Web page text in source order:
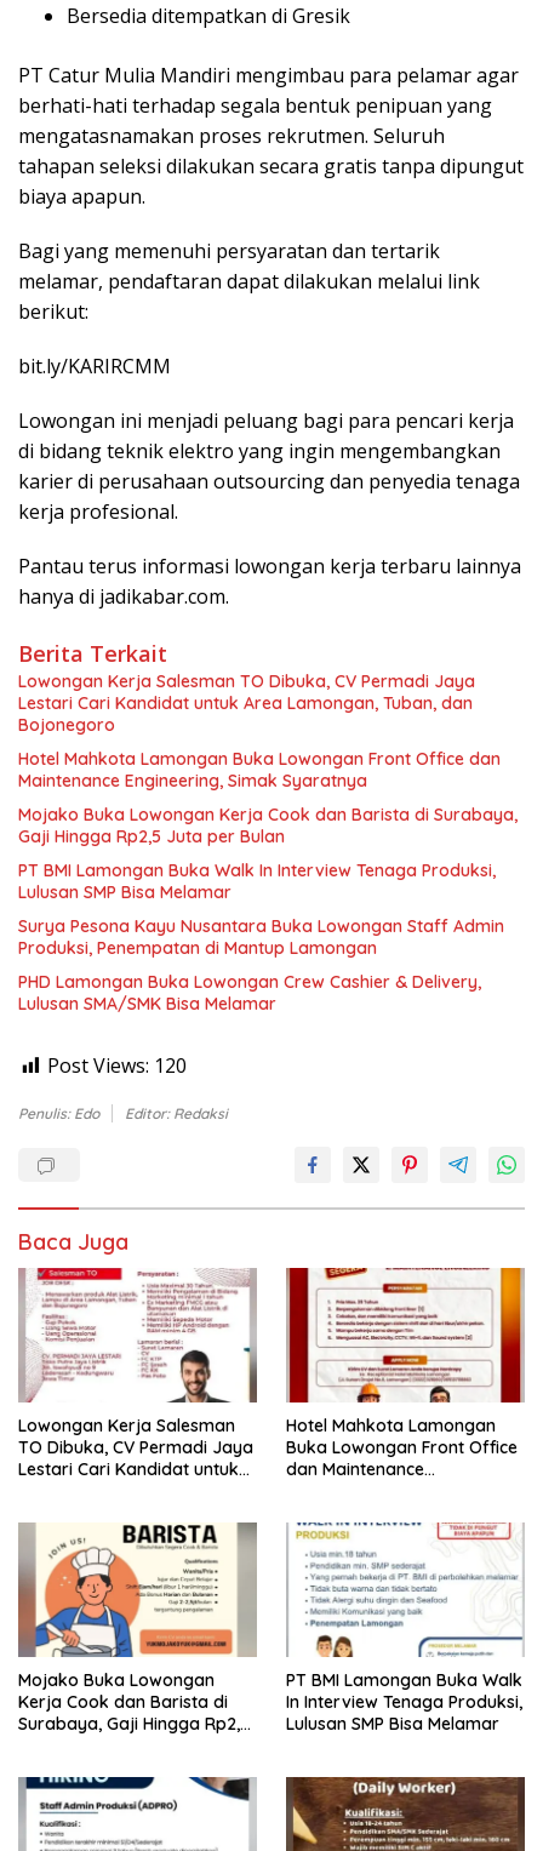
Bersedia ditempatkan di Gresik
PT Catur Mulia Mandiri mengimbau para pelamar agar
berhati-hati terhadap segala bentuk penipuan yang
mengatasnamakan proses rekrutmen. Seluruh
tahapan seleksi dilakukan secara gratis tanpa dipungut
biaya apapun.
Bagi yang memenuhi persyaratan dan tertarik
melamar, pendaftaran dapat dilakukan melalui link
berikut:
bit.ly/KARIRCMM
Lowongan ini menjadi peluang bagi para pencari kerja
di bidang teknik elektro yang ingin mengembangkan
karier di perusahaan outsourcing dan penyedia tenaga
kerja profesional.
Pantau terus informasi lowongan kerja terbaru lainnya
hanya di jadikabar.com.
Berita Terkait
Lowongan Kerja Salesman TO Dibuka, CV Permadi Jaya
Lestari Cari Kandidat untuk Area Lamongan, Tuban, dan
Bojonegoro
Hotel Mahkota Lamongan Buka Lowongan Front Office dan
Maintenance Engineering, Simak Syaratnya
Mojako Buka Lowongan Kerja Cook dan Barista di Surabaya,
Gaji Hingga Rp2,5 Juta per Bulan
PT BMI Lamongan Buka Walk In Interview Tenaga Produksi,
Lulusan SMP Bisa Melamar
Surya Pesona Kayu Nusantara Buka Lowongan Staff Admin
Produksi, Penempatan di Mantup Lamongan
PHD Lamongan Buka Lowongan Crew Cashier & Delivery,
Lulusan SMA/SMK Bisa Melamar
Post Views: 120
Penulis: Edo Editor: Redaksi
Baca Juga
Lowongan Kerja Salesman
TO Dibuka, CV Permadi Jaya
Lestari Cari Kandidat untuk
Hotel Mahkota Lamongan
Buka Lowongan Front Office
dan Maintenance
Mojako Buka Lowongan
Kerja Cook dan Barista di
Surabaya, Gaji Hingga Rp2,5
PT BMI Lamongan Buka Walk
In Interview Tenaga Produksi,
Lulusan SMP Bisa Melamar